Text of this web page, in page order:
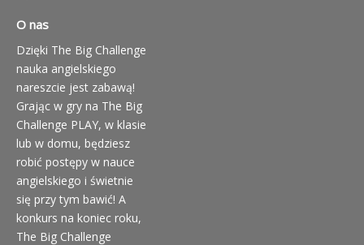
O nas
Dzięki The Big Challenge
nauka angielskiego
nareszcie jest zabawą!
Grając w gry na The Big
Challenge PLAY, w klasie
lub w domu, będziesz
robić postępy w nauce
angielskiego i świetnie
się przy tym bawić! A
konkurs na koniec roku,
The Big Challenge